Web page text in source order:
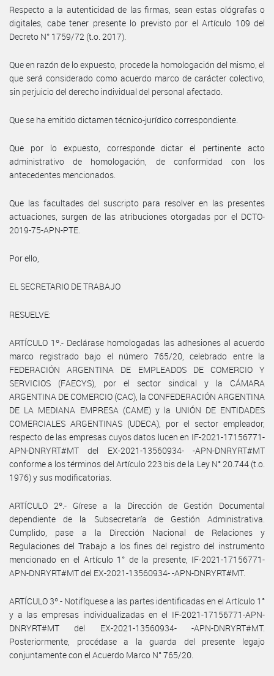
Respecto a la autenticidad de las firmas, sean estas ológrafas o
digitales, cabe tener presente lo previsto por el Artículo 109 del
Decreto N° 1759/72 (t.o. 2017).
Que en razón de lo expuesto, procede la homologación del mismo, el
que será considerado como acuerdo marco de carácter colectivo,
sin perjuicio del derecho individual del personal afectado.
Que se ha emitido dictamen técnico-jurídico correspondiente.
Que por lo expuesto, corresponde dictar el pertinente acto
administrativo de homologación, de conformidad con los
antecedentes mencionados.
Que las facultades del suscripto para resolver en las presentes
actuaciones, surgen de las atribuciones otorgadas por el DCTO-
2019-75-APN-PTE.
Por ello,
EL SECRETARIO DE TRABAJO
RESUELVE:
ARTÍCULO 1º.- Declárase homologadas las adhesiones al acuerdo
marco registrado bajo el número 765/20, celebrado entre la
FEDERACIÓN ARGENTINA DE EMPLEADOS DE COMERCIO Y
SERVICIOS (FAECYS), por el sector sindical y la CÁMARA
ARGENTINA DE COMERCIO (CAC), la CONFEDERACIÓN ARGENTINA
DE LA MEDIANA EMPRESA (CAME) y la UNIÓN DE ENTIDADES
COMERCIALES ARGENTINAS (UDECA), por el sector empleador,
respecto de las empresas cuyos datos lucen en IF-2021-17156771-
APN-DNRYRT#MT del EX-2021-13560934- -APN-DNRYRT#MT
conforme a los términos del Artículo 223 bis de la Ley N° 20.744 (t.o.
1976) y sus modificatorias.
ARTÍCULO 2º.- Gírese a la Dirección de Gestión Documental
dependiente de la Subsecretaría de Gestión Administrativa.
Cumplido, pase a la Dirección Nacional de Relaciones y
Regulaciones del Trabajo a los fines del registro del instrumento
mencionado en el Artículo 1° de la presente, IF-2021-17156771-
APN-DNRYRT#MT del EX-2021-13560934- -APN-DNRYRT#MT.
ARTÍCULO 3º.- Notifíquese a las partes identificadas en el Artículo 1°
y a las empresas individualizadas en el IF-2021-17156771-APN-
DNRYRT#MT del EX-2021-13560934- -APN-DNRYRT#MT.
Posteriormente, procédase a la guarda del presente legajo
conjuntamente con el Acuerdo Marco N° 765/20.